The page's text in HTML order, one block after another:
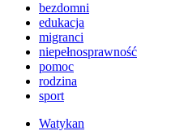
bezdomni
edukacja
migranci
niepełnosprawność
pomoc
rodzina
sport
Watykan